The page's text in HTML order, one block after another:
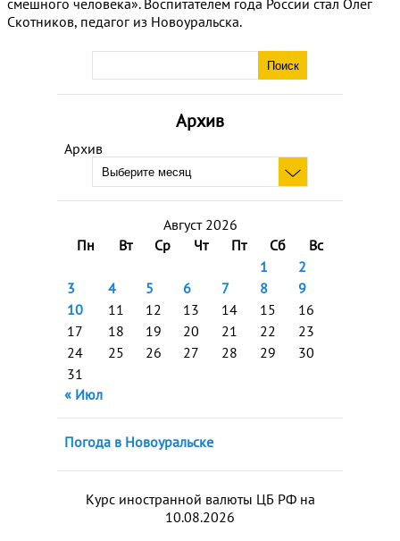
Архив
Архив
Август 2026
Пн
Вт Ср Чт Пт Сб
Вс
1
2
3
4 5 6 7 8
9
10
11 12 13 14 15
16
17
18 19 20 21 22
23
24
25 26 27 28 29
30
31
« Июл
Погода в Новоуральске
Курс иностранной валюты ЦБ РФ на
10.08.2026
смешного человека». Воспитателем года России стал Олег
Скотников, педагог из Новоуральска.